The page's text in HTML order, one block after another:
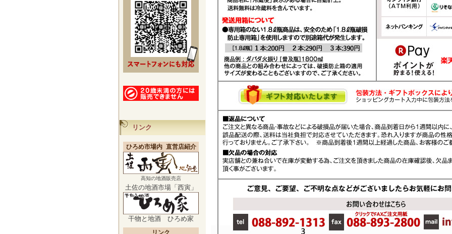
リンク
ひろめ市場内 直営店紹介
高知の地酒販売店
土佐の地酒市場「西寅」
干物と地酒 ひろめ家
リンク